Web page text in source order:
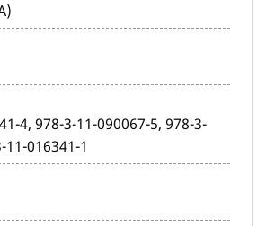
4, 978-3-11-090067-5, 978-3-
11-016341-1